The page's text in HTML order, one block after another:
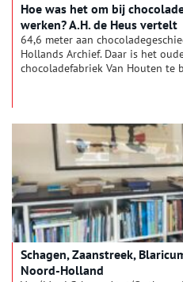
Hoe was het om bij
werken? A.H. de Heus vertelt
64,6 meter aan
Hollands Archief. Daar is het
chocoladefabriek Van Houten te
herinneringen van
Schagen, Zaanstreek,
Noord-Holland